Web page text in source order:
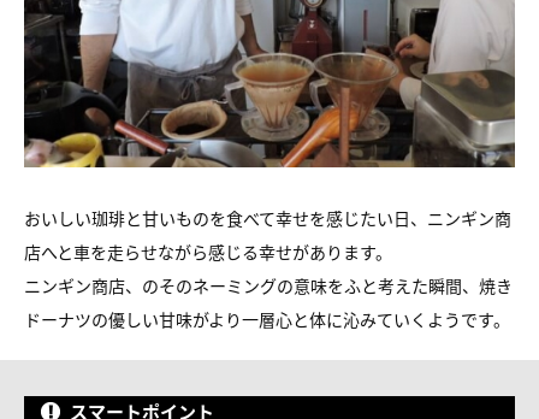
おいしい珈琲と甘いものを食べて幸せを感じたい日、ニンギン商
店へと車を走らせながら感じる幸せがあります。
ニンギン商店、のそのネーミングの意味をふと考えた瞬間、焼き
ドーナツの優しい甘味がより一層心と体に沁みていくようです。
スマートポイント